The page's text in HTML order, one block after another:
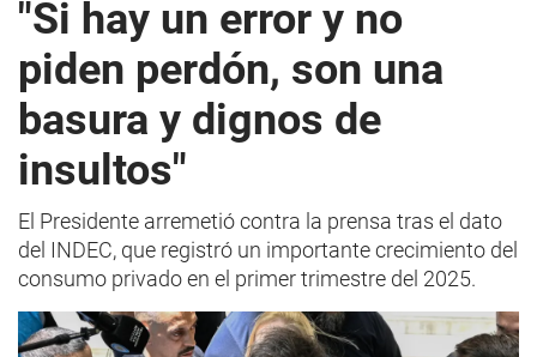
"Si hay un error y no
piden perdón, son una
basura y dignos de
insultos"
El Presidente arremetió contra la prensa tras el dato
del INDEC, que registró un importante crecimiento del
consumo privado en el primer trimestre del 2025.